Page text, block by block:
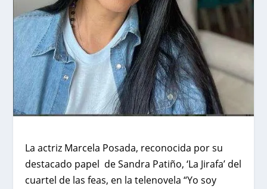
La actriz Marcela Posada, reconocida por su
destacado papel de Sandra Patiño, ‘La Jirafa’ del
cuartel de las feas, en la telenovela “Yo soy